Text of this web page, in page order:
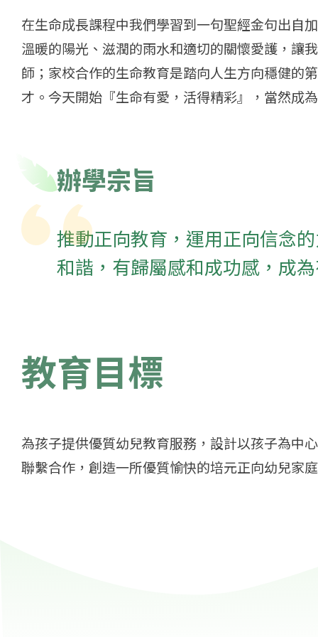
在生命成長課程中我們學習到一句聖經金句出自
溫暖的陽光、滋潤的雨水和適切的關懷愛護，讓
師；家校合作的生命教育是踏向人生方向穩健的
才。今天開始『生命有愛，活得精彩』，當然成
辦學宗旨
推動正向教育，運用正向信念
和諧，有歸屬感和成功感，成
教育目標
為孩子提供優質幼兒教育服務，設計以孩子為中
聯繫合作，創造一所優質愉快的培元正向幼兒家